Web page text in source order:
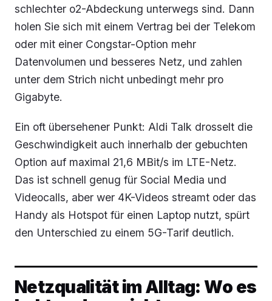
schlechter o2-Abdeckung unterwegs sind. Dann
holen Sie sich mit einem Vertrag bei der Telekom
oder mit einer Congstar-Option mehr
Datenvolumen und besseres Netz, und zahlen
unter dem Strich nicht unbedingt mehr pro
Gigabyte.
Ein oft übersehener Punkt: Aldi Talk drosselt die
Geschwindigkeit auch innerhalb der gebuchten
Option auf maximal 21,6 MBit/s im LTE-Netz.
Das ist schnell genug für Social Media und
Videocalls, aber wer 4K-Videos streamt oder das
Handy als Hotspot für einen Laptop nutzt, spürt
den Unterschied zu einem 5G-Tarif deutlich.
Netzqualität im Alltag: Wo es